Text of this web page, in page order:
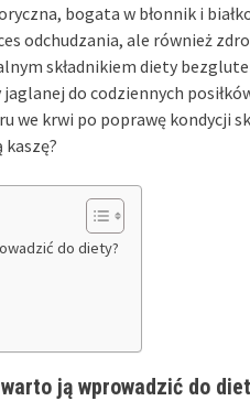
bogata w błonnik i
odchudzania, ale również
składnikiem diety
do codziennych
we krwi po poprawę kondycji
do diety?
ją wprowadzić do